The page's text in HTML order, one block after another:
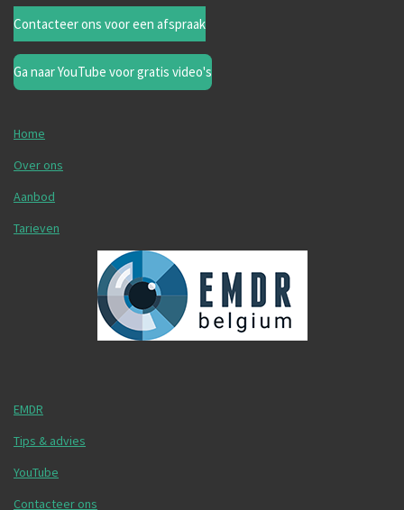
Contacteer ons voor een afspraak
Ga naar YouTube voor gratis video's
Home
Over ons
Aanbod
Tarieven
EMDR
Tips & advies
YouTube
Contacteer ons